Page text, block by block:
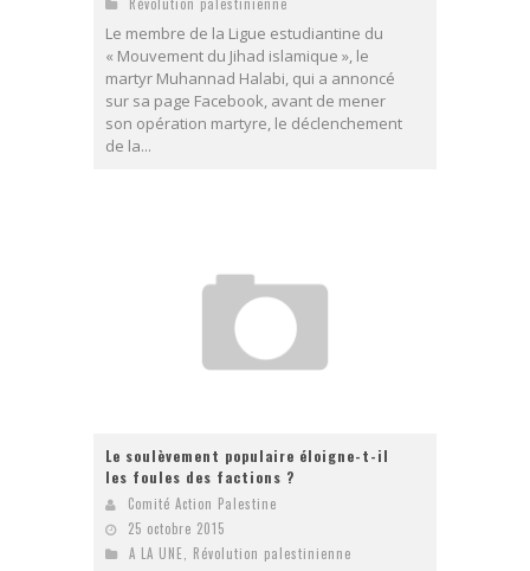
Le membre de la Ligue estudiantine du
« Mouvement du Jihad islamique », le
martyr Muhannad Halabi, qui a annoncé
sur sa page Facebook, avant de mener
son opération martyre, le déclenchement
de la...
Le soulèvement populaire éloigne-t-il
les foules des factions ?
Comité Action Palestine
25 octobre 2015
A LA UNE
Révolution palestinienne